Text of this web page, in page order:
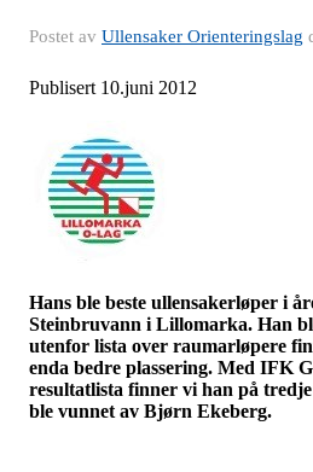
Postet av Ullensaker Orienteringslag
Publisert 10.juni 2012
Hans ble beste ullensakerløper i
Steinbruvann i Lillomarka. Han
utenfor lista over raumarløpere
enda bedre plassering. Med IFK
resultatlista finner vi han på tredje
ble vunnet av Bjørn Ekeberg.